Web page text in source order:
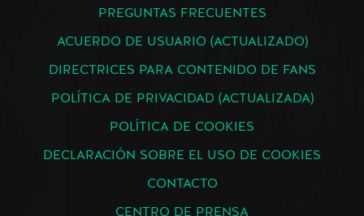
PREGUNTAS FRECUENTES
ACUERDO DE USUARIO (ACTUALIZADO)
DIRECTRICES PARA CONTENIDO DE FANS
POLÍTICA DE PRIVACIDAD (ACTUALIZADA)
POLÍTICA DE COOKIES
DECLARACIÓN SOBRE EL USO DE COOKIES
CONTACTO
CENTRO DE PRENSA